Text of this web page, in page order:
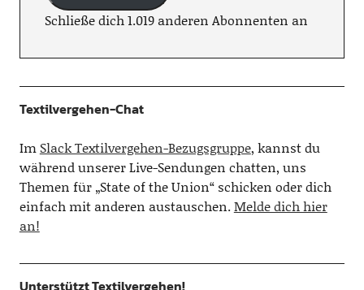
Schließe dich 1.019 anderen Abonnenten an
Textilvergehen-Chat
Im Slack Textilvergehen-Bezugsgruppe, kannst du
während unserer Live-Sendungen chatten, uns
Themen für „State of the Union“ schicken oder dich
einfach mit anderen austauschen.Melde dich hier
an!
Unterstützt Textilvergehen!